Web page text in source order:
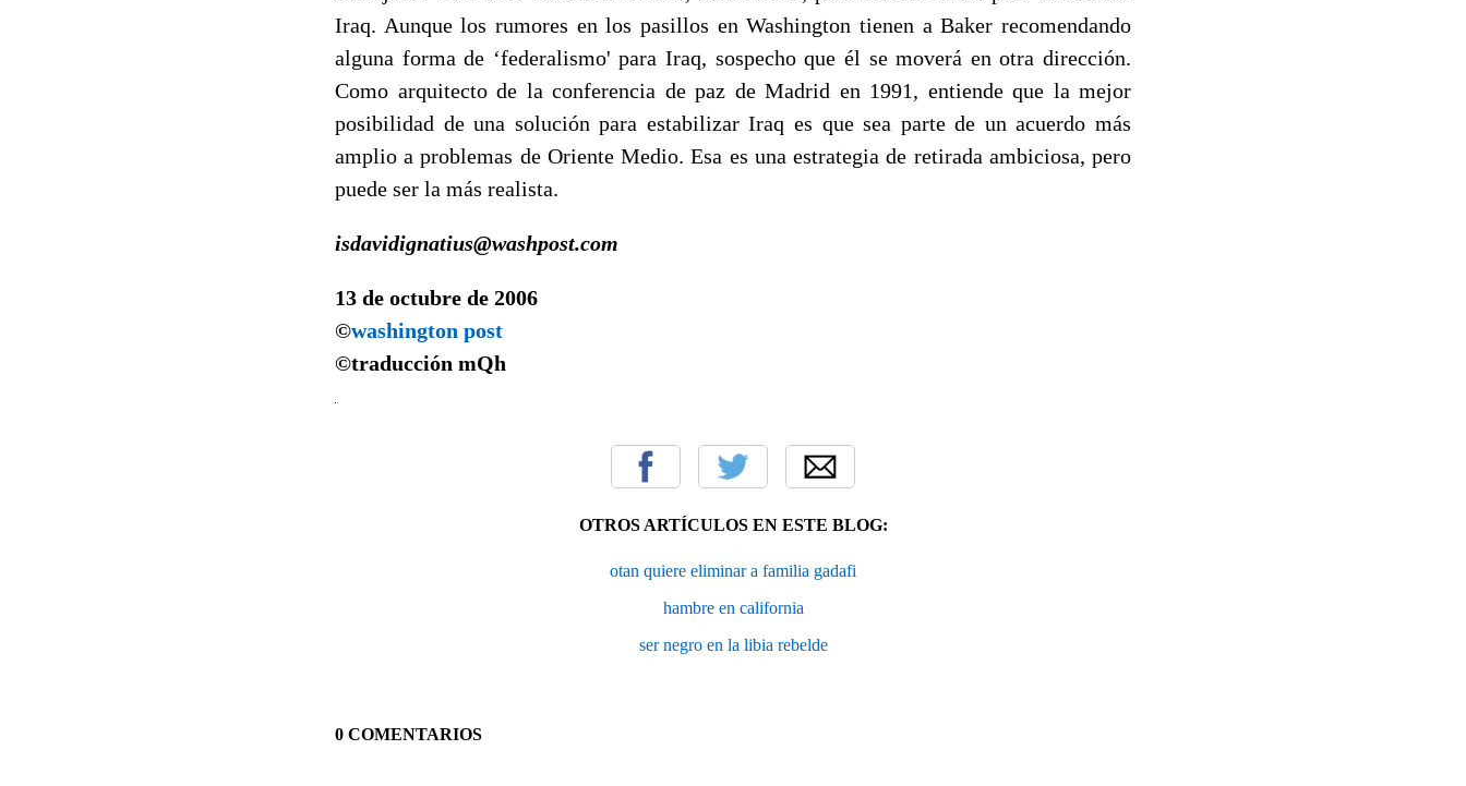
Iraq. Aunque los rumores en los pasillos en Washington tienen a Baker recomendando
alguna forma de ‘federalismo' para Iraq, sospecho que él se moverá en otra dirección.
Como arquitecto de la conferencia de paz de Madrid en 1991, entiende que la mejor
posibilidad de una solución para estabilizar Iraq es que sea parte de un acuerdo más
amplio a problemas de Oriente Medio. Esa es una estrategia de retirada ambiciosa, pero
puede ser la más realista.
isdavidignatius@washpost.com
13 de octubre de 2006
©washington post
©traducción mQh
OTROS ARTÍCULOS EN ESTE BLOG:
otan quiere eliminar a familia gadafi
hambre en california
ser negro en la libia rebelde
0 COMENTARIOS